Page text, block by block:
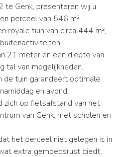
Genk, presenteren wij u
perceel van 546 m².
royale tuin van circa 444 m²,
21 meter en een diepte van
tal van mogelijkheden.
tuin garandeert optimale
en avond.
zich op fietsafstand van het
van Genk, met scholen en
het perceel niet gelegen is in
extra gemoedsrust biedt.